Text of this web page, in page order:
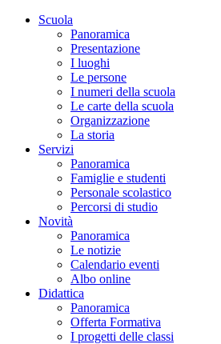
Scuola
Panoramica
Presentazione
I luoghi
Le persone
I numeri della scuola
Le carte della scuola
Organizzazione
La storia
Servizi
Panoramica
Famiglie e studenti
Personale scolastico
Percorsi di studio
Novità
Panoramica
Le notizie
Calendario eventi
Albo online
Didattica
Panoramica
Offerta Formativa
I progetti delle classi